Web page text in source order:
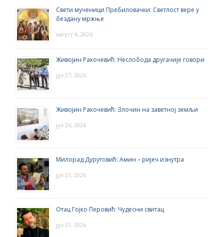
Свети мученици Пребиловачки: Светлост вере у
бездану мржње
август 6, 2026
Живојин Ракочевић: Неслобода другачије говори
јул 27, 2026
Живојин Ракочевић: Злочин на заветној земљи
јул 24, 2026
Милорад Дурутовић: Амин – ријеч изнутра
јул 21, 2026
Отац Гојко Перовић: Чудесни свитац
јул 21, 2026